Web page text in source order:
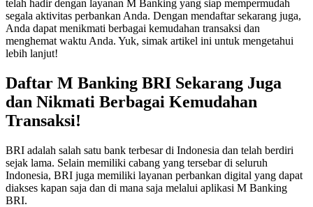
telah hadir dengan layanan M Banking yang siap mempermudah
segala aktivitas perbankan Anda. Dengan mendaftar sekarang juga,
Anda dapat menikmati berbagai kemudahan transaksi dan
menghemat waktu Anda. Yuk, simak artikel ini untuk mengetahui
lebih lanjut!
Daftar M Banking BRI Sekarang Juga
dan Nikmati Berbagai Kemudahan
Transaksi!
BRI adalah salah satu bank terbesar di Indonesia dan telah berdiri
sejak lama. Selain memiliki cabang yang tersebar di seluruh
Indonesia, BRI juga memiliki layanan perbankan digital yang dapat
diakses kapan saja dan di mana saja melalui aplikasi M Banking
BRI.